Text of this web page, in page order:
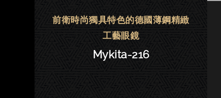
Mykita眼鏡 | 大安－Mykita-216
前衛時尚獨具特色的德國薄鋼精緻
工藝眼鏡
Mykita-216